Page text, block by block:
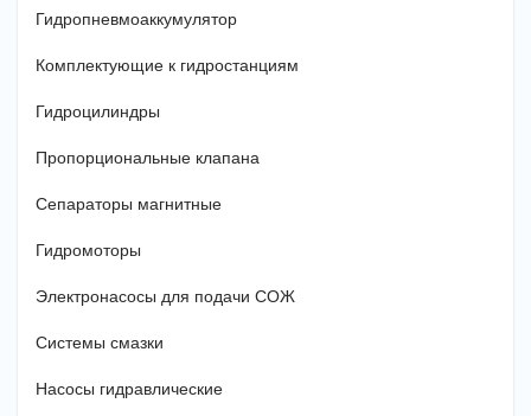
Гидропневмоаккумулятор
Комплектующие к гидростанциям
Гидроцилиндры
Пропорциональные клапана
Сепараторы магнитные
Гидромоторы
Электронасосы для подачи СОЖ
Системы смазки
Насосы гидравлические